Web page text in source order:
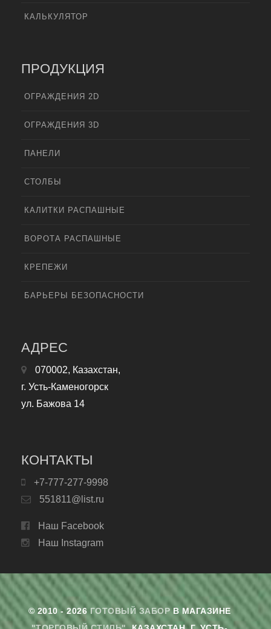
КАЛЬКУЛЯТОР
ПРОДУКЦИЯ
ОГРАЖДЕНИЯ 2D
ОГРАЖДЕНИЯ 3D
ПАНЕЛИ
СТОЛБЫ
КАЛИТКИ РАСПАШНЫЕ
ВОРОТА РАСПАШНЫЕ
КРЕПЕЖИ
БАРЬЕРЫ БЕЗОПАСНОСТИ
АДРЕС
070002, Казахстан,
г. Усть-Каменогорск
ул. Бажова 14
КОНТАКТЫ
+7-777-277-9998
551811@list.ru
Наш Facebook
Наш Instagram
© 2010 - 2026 ГОТОВЫЙ ЗАБОРВ МАГАЗИНЕ